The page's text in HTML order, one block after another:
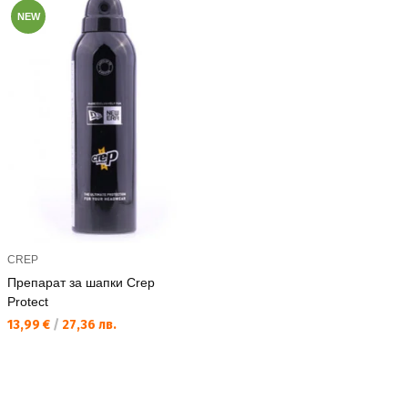
NEW
CREP
Препарат за шапки Crep
Protect
Текуща цена:
13,99 € / 27,36 лв.